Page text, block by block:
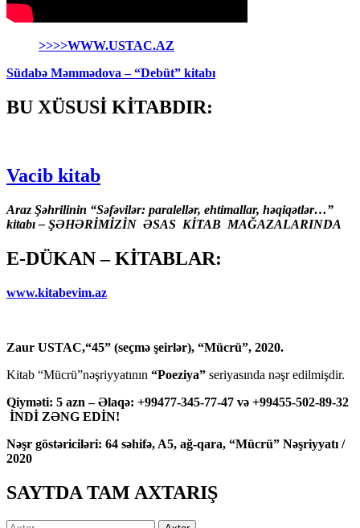
>>>>WWW.USTAC.AZ
Südabə Məmmədova – “Debüt” kitabı
BU XÜSUSİ KİTABDIR:
Vacib kitab
Araz Şəhrilinin “Səfəvilər: paralellər, ehtimallar, həqiqətlər…”
kitabı – ŞƏHƏRİMİZİN ƏSAS KİTAB MAĞAZALARINDA
E-DÜKAN – KİTABLAR:
www.kitabevim.az
Zaur USTAC,“45” (seçmə şeirlər), “Mücrü”, 2020.
Kitab “Mücrü”nəşriyyatının “Poeziya” seriyasında nəşr edilmişdir.
Qiyməti: 5 azn – Əlaqə: +99477-345-77-47 və +99455-502-89-32
İNDİ ZƏNG EDİN!
Nəşr göstəriciləri: 64 səhifə, A5, ağ-qara, “Mücrü” Nəşriyyatı /
2020
SAYTDA TAM AXTARIŞ